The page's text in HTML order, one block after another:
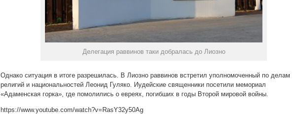
Делегация раввинов таки добралась до Лиозно
Однако ситуация в итоге разрешилась. В Лиозно раввинов встретил уполномоченный по делам
религий и национальностей Леонид Гуляко. Иудейские священники посетили мемориал
«Адаменская горка», где помолились о евреях, погибших в годы Второй мировой войны.
https://www.youtube.com/watch?v=RasY32y50Ag